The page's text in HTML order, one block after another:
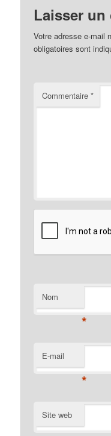
Laisser un
Votre adresse e-mail
obligatoires sont
Commentaire*
Nom
*
E-mail
*
Site web